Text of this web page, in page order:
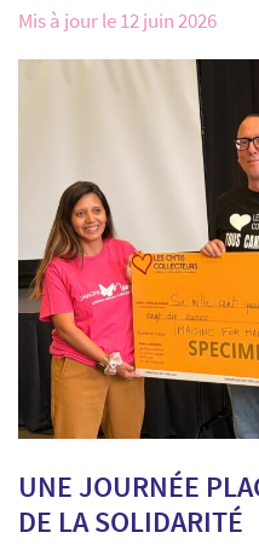
Mis à jour le 12 juin 2026
UNE JOURNÉE
DE LA SOLIDARITÉ